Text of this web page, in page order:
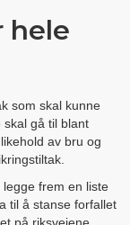
hele
som skal kunne
gå til blant
av bru og
frem en liste
til å stanse forfallet
på riksveiene.